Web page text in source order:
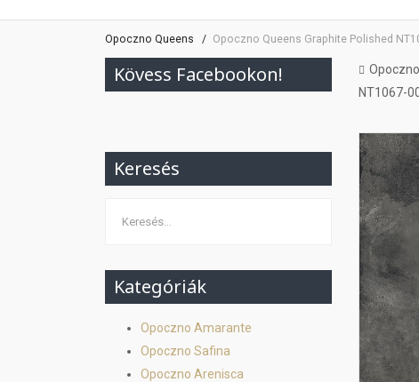
Opoczno Queens Opoczno Queens Graphite Polished
NT1067-
Kövess Facebookon!
Keresés
Kategóriák
Opoczno Amarante
Opoczno Safina
Opoczno Arenisca